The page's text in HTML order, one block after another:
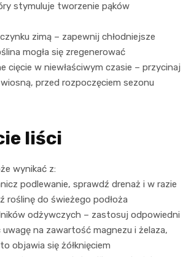
stymuluje tworzenie pąków
zimą – zapewnij chłodniejsze
mogła się zregenerować
cięcie w niewłaściwym czasie – przycinaj
przed rozpoczęciem sezonu
liści
wynikać z:
podlewanie, sprawdź drenaż i w razie
roślinę do świeżego podłoża
odżywczych – zastosuj odpowiedni
na zawartość magnezu i żelaza,
objawia się żółknięciem